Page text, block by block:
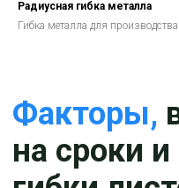
Радиусная гибка металла
Гибка металла для
контейнеров и